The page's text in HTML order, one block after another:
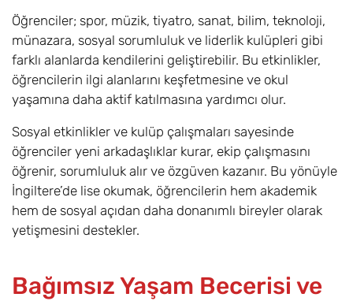
Öğrenciler; spor, müzik, tiyatro, sanat, bilim, teknoloji,
münazara, sosyal sorumluluk ve liderlik kulüpleri gibi
farklı alanlarda kendilerini geliştirebilir. Bu etkinlikler,
öğrencilerin ilgi alanlarını keşfetmesine ve okul
yaşamına daha aktif katılmasına yardımcı olur.
Sosyal etkinlikler ve kulüp çalışmaları sayesinde
öğrenciler yeni arkadaşlıklar kurar, ekip çalışmasını
öğrenir, sorumluluk alır ve özgüven kazanır. Bu yönüyle
İngiltere’de lise okumak, öğrencilerin hem akademik
hem de sosyal açıdan daha donanımlı bireyler olarak
yetişmesini destekler.
Bağımsız Yaşam Becerisi ve